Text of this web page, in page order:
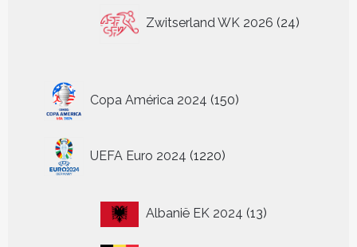
Zwitserland WK 2026 24
producten
Copa América 2024 150
producten
UEFA Euro 2024 1220
producten
Albanië EK 2024 1313